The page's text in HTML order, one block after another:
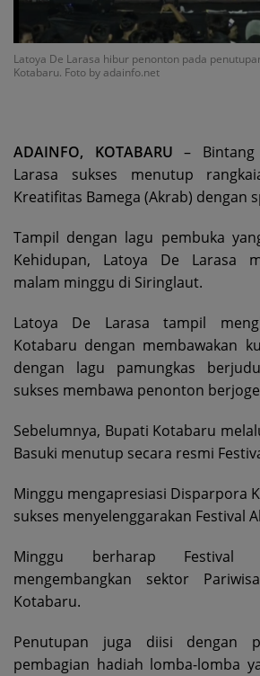
Latoya De Larasa hibur penonton pada
Kotabaru. Foto by adainfo.net
ADAINFO, KOTABARU –
Larasa sukses menutup
Kreatifitas Bamega (Akrab) dengan
Tampil dengan lagu pembuka
Kehidupan, Latoya De Larasa
malam minggu di Siringlaut.
Latoya De Larasa tampil
Kotabaru dengan membawakan
dengan lagu pamungkas
sukses membawa penonton
Sebelumnya, Bupati Kotabaru
Basuki menutup secara resmi
Minggu mengapresiasi Disparpora
sukses menyelenggarakan Festival
Minggu berharap Festival
mengembangkan sektor
Kotabaru.
Penutupan juga diisi dengan
pembagian hadiah lomba-lomba